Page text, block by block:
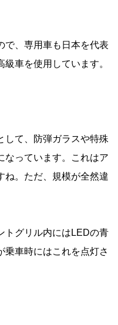
で、専用車も日本を代表
車を使用しています。
して、防弾ガラスや特殊
なっています。これはア
ね。ただ、規模が全然違
トグリル内にはLEDの青
乗車時にはこれを点灯さ